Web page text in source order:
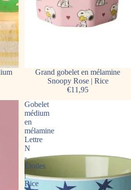
Grand gobelet en mélamine
Snoopy Rose | Rice
€11,95
Gobelet
médium
en
mélamine
Lettre
N
-
Étoiles
|
Rice